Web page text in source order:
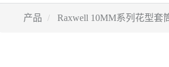
产品 Raxwell 10MM系列花型套